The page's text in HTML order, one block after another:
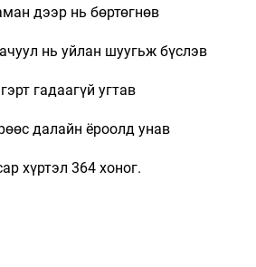
дээр нь бөртөгнөв
нь уйлан шуугьж бүслэв
гадаагүй угтав
далайн ёроолд унав
хүртэл 364 хоног.